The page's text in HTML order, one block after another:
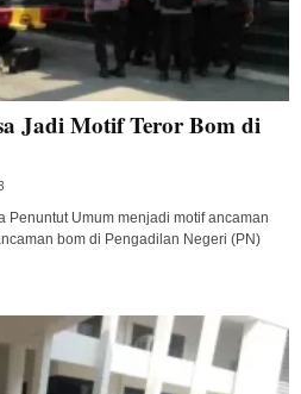
Jadi Motif Teror Bom di
Penuntut Umum menjadi motif ancaman
bom di Pengadilan Negeri (PN)